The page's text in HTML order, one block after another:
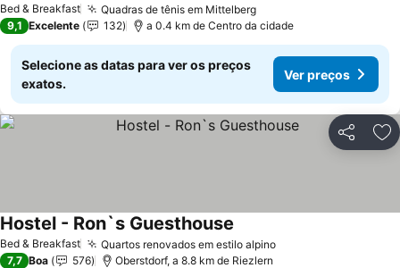
Bed & Breakfast Quadras de tênis em MittelbergVer preços
9,1 Excelente 132 a 0.4 km de Centro da cidade
Selecione as datas para ver os preços
exatos.
Ver preços
Partilhar
Bed & Breakfast Quartos renovados em estilo alpinoVer preços
Hostel - Ron`s Guesthouse
7,7 Boa 576 Oberstdorf, a 8.8 km de Riezlern